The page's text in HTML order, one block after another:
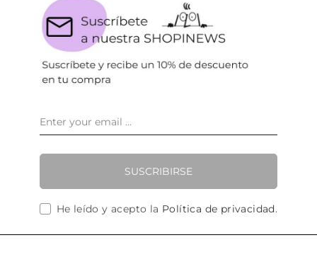
SUSCRIBIRSE
He leído y acepto la Política de privacidad.